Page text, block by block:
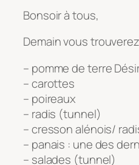
Bonsoir à tous,
Demain vous
– pomme de terre
– carottes
– poireaux
– radis (tunnel)
– cresson alénois/
– panais : une des
– salades (tunnel)